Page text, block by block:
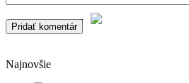
Najnovšie